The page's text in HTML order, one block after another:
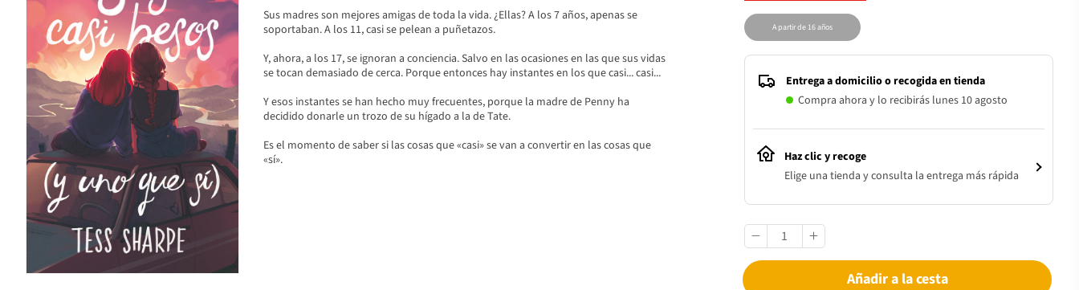
Sus madres son mejores amigas de toda la vida. ¿Ellas? A los 7 años, apenas se
soportaban. A los 11, casi se pelean a puñetazos.
Y, ahora, a los 17, se ignoran a conciencia. Salvo en las ocasiones en las que sus vidas
se tocan demasiado de cerca. Porque entonces hay instantes en los que casi... casi...
Y esos instantes se han hecho muy frecuentes, porque la madre de Penny ha
decidido donarle un trozo de su hígado a la de Tate.
Es el momento de saber si las cosas que «casi» se van a convertir en las cosas que
«sí».
A partir de 16 años
Entrega a domicilio o recogida en tienda
Compra ahora y lo recibirás lunes 10 agosto
Haz clic y recoge
Elige una tienda y consulta la entrega más rápida
Añadir a la cesta